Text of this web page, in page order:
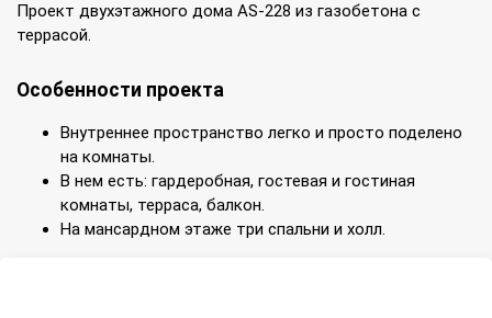
Проект двухэтажного дома AS-228 из газобетона с
террасой.
Особенности проекта
Внутреннее пространство легко и просто поделено
на комнаты.
В нем есть: гардеробная, гостевая и гостиная
комнаты, терраса, балкон.
На мансардном этаже три спальни и холл.